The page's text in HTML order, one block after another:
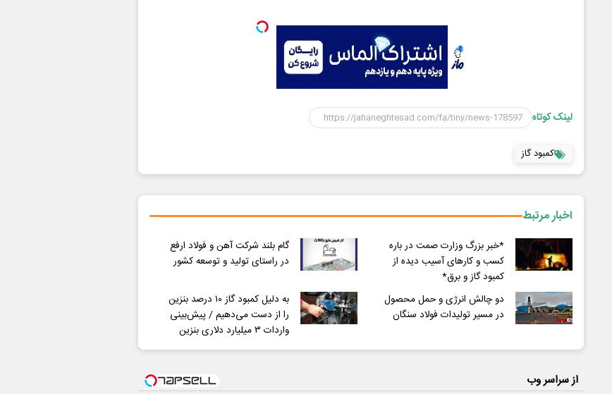
لینک کوتاه
کمبود گاز
اخبار مرتبط
*خبر بزرگ وزارت صمت در باره
کسب و کارهای آسیب دیده از
کمبود گاز و برق*
گام بلند شرکت آهن و فولاد ارفع
در راستای تولید و توسعه کشور
دو چالش انرژی و حمل محصول
در مسیر تولیدات فولاد سنگان
به دلیل کمبود گاز ۱۰ درصد بنزین
را از دست می‌دهیم / پیش‌بینی
واردات ۳ میلیارد دلاری بنزین
از سراسر وب